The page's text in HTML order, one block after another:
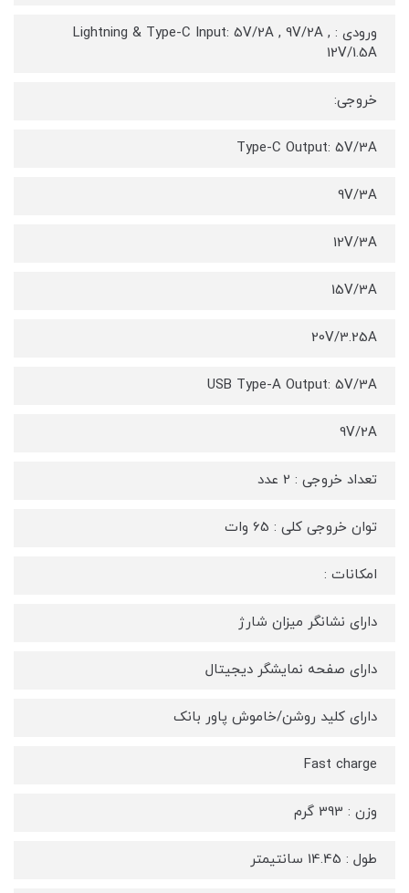
ورودی : Lightning & Type-C Input: 5V/2A , 9V/2A ,
12V/1.5A
خروجی:
Type-C Output: 5V/3A
9V/3A
12V/3A
15V/3A
20V/3.25A
USB Type-A Output: 5V/3A
9V/2A
تعداد خروجی : 2 عدد
توان خروجی کلی : 65 وات
امکانات :
دارای نشانگر میزان شارژ
دارای صفحه نمایشگر دیجیتال
دارای کلید روشن/خاموش پاور بانک
Fast charge
وزن : 393 گرم
طول : 14.45 سانتیمتر